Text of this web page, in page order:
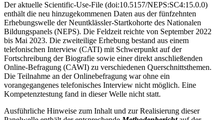
Der aktuelle Scientific-Use-File (doi:10.5157/NEPS:SC4:15.0.0)
enthält die neu hinzugekommenen Daten aus der fünfzehnten
Erhebungswelle der Neuntklässler-Startkohorte des Nationalen
Bildungspanels (NEPS). Die Feldzeit reichte von September 2022
bis Mai 2023. Die zweiteilige Erhebung bestand aus einem
telefonischen Interview (CATI) mit Schwerpunkt auf der
Fortschreibung der Biografie sowie einer direkt anschließenden
Online-Befragung (CAWI) zu verschiedenen Querschnittsthemen.
Die Teilnahme an der Onlinebefragung war ohne ein
vorangegangenes telefonisches Interview nicht möglich. Eine
Kompetenztestung fand in dieser Welle nicht statt.
Ausführliche Hinweise zum Inhalt und zur Realisierung dieser